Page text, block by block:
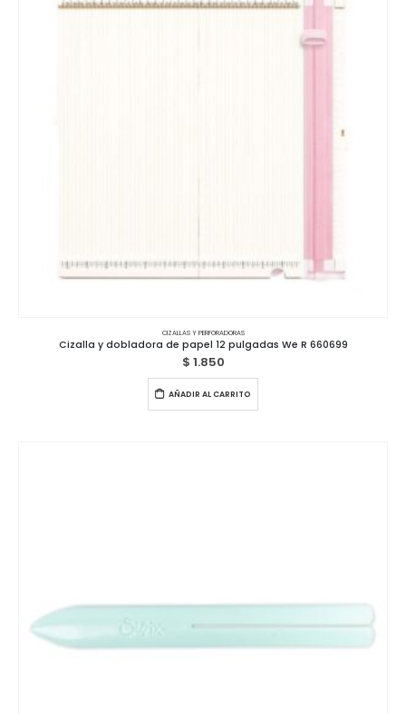
CIZALLAS Y PERFORADORAS
Cizalla y dobladora de papel 12 pulgadas We R 660699
$ 1.850
AÑADIR AL CARRITO